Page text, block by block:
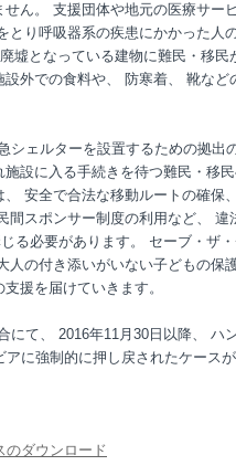
ん。 支援団体や地元の医療サー
とり呼吸器系の疾患にかかった人
墟となっている建物に難民・移民
外での食料や、 防寒着、 靴など
ェルターを設置するための拠出
設に入る手続きを待つ難民・移
安全で合法な移動ルートの確保
間スポンサー制度の利用など、 違
る必要があります。 セーブ・ザ
人の付き添いがいない子どもの保
援を届けていきます。
にて、 2016年11月30日以降、 ハ
に強制的に押し戻されたケース
のダウンロード